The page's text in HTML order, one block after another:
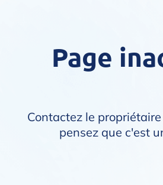
Page
Contactez le
pensez que c'est